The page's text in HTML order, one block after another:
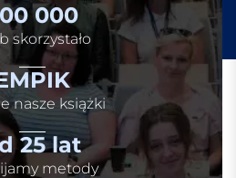
000
skorzystało
nasze książki
25 lat
metody